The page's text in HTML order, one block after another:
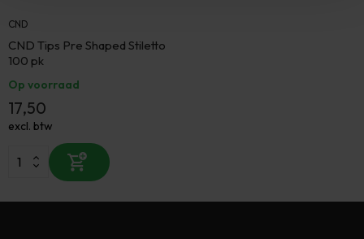
CND
CND Tips Pre Shaped Stiletto
100 pk
Op voorraad
17,50
excl. btw